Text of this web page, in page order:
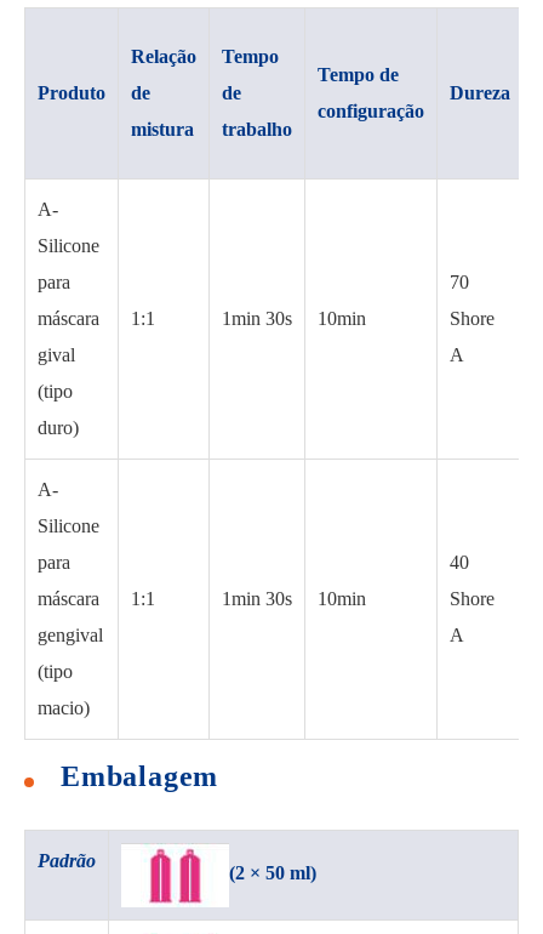
Produto
Relação
de
mistura
Tempo
de
trabalho
Tempo de
configuração
Dureza
A-
Silicone
para
máscara
gival
(tipo
duro)
1:1 1min 30s 10min
70
Shore
A
A-
Silicone
para
máscara
gengival
(tipo
macio)
1:1 1min 30s 10min
40
Shore
A
Embalagem
Padrão
(2 × 50 ml)